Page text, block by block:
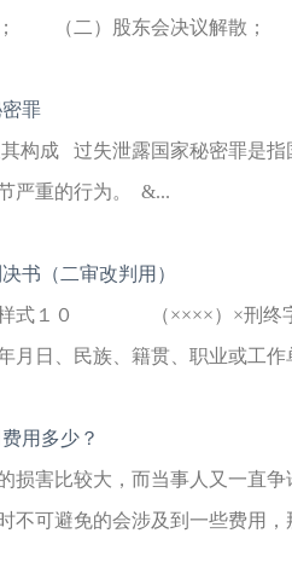
； （二）股东会决议解散；
罪
构成 过失泄露国家秘密罪是指
严重的行为。 &...
书（二审改判用）
样式１０ （××××）×刑
月日、民族、籍贯、职业或
用多少？
损害比较大，而当事人又一直
不可避免的会涉及到一些费用